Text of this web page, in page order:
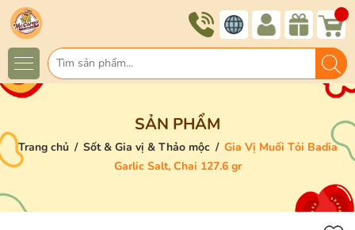
SẢN PHẨM
Trang chủ / Sốt & Gia vị & Thảo mộc / Gia Vị Muối Tỏi Badia
Garlic Salt, Chai 127.6 gr